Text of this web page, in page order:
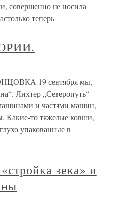
совершенно не носила
теперь
19 сентября мы,
Лихтер „Северопуть“
и частями машин,
Какие-то тяжелые ковши,
упакованные в
века» и